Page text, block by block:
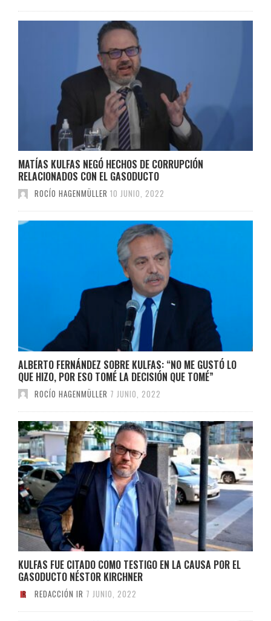
MATÍAS KULFAS NEGÓ HECHOS DE CORRUPCIÓN
RELACIONADOS CON EL GASODUCTO
ROCÍO HAGENMÜLLER 10 JUNIO, 2022
ALBERTO FERNÁNDEZ SOBRE KULFAS: “NO ME GUSTÓ LO
QUE HIZO, POR ESO TOMÉ LA DECISIÓN QUE TOMÉ”
ROCÍO HAGENMÜLLER 7 JUNIO, 2022
KULFAS FUE CITADO COMO TESTIGO EN LA CAUSA POR EL
GASODUCTO NÉSTOR KIRCHNER
REDACCIÓN IR 7 JUNIO, 2022